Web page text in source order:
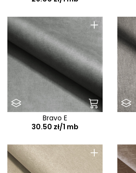
+
Bravo E
30.50 zł/1 mb
+